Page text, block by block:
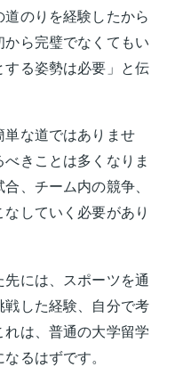
のりを経験したから
ら完璧でなくてもい
る姿勢は必要」と伝
単な道ではありませ
きことは多くなりま
、チーム内の競争、
していく必要があり
には、スポーツを通
戦した経験、自分で考
れは、普通の大学留学
るはずです。